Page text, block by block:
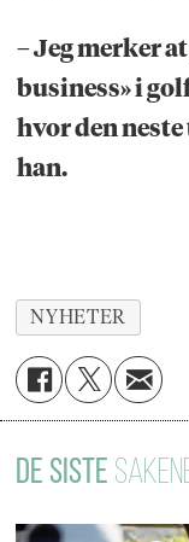
– Jeg merker
business» i
hvor den
han.
NYHETER
DE SISTE